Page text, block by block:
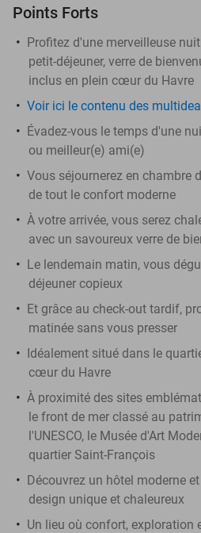
Points Forts
Profitez d'une merveilleuse
petit-déjeuner, verre de
inclus en plein cœur du Havre
Voir ici le contenu des
Évadez-vous le temps d'une
ou meilleur(e) ami(e)
Vous séjournerez en chambre
de tout le confort moderne
À votre arrivée, vous serez
avec un savoureux verre de
Le lendemain matin, vous
déjeuner copieux
Et grâce au check-out tardif,
matinée sans vous presser
Idéalement situé dans le
cœur du Havre
À proximité des sites
le front de mer classé au
l'UNESCO, le Musée d'Art
quartier Saint-François
Découvrez un hôtel moderne
design unique et chaleureux
Un lieu où confort, exploration